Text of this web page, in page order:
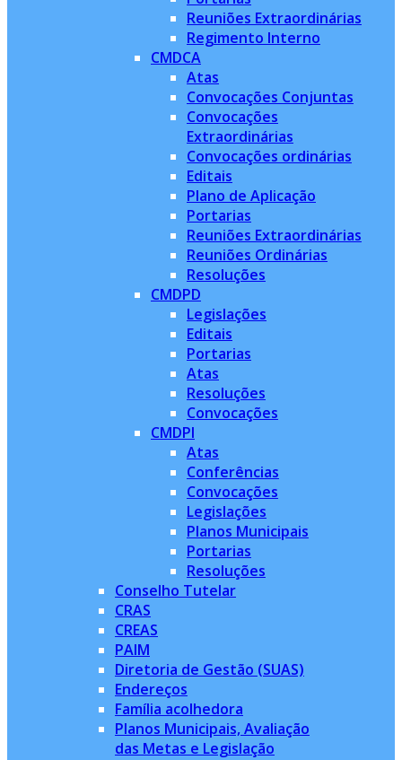
Reuniões Extraordinárias
Regimento Interno
CMDCA
Atas
Convocações Conjuntas
Convocações
Extraordinárias
Convocações ordinárias
Editais
Plano de Aplicação
Portarias
Reuniões Extraordinárias
Reuniões Ordinárias
Resoluções
CMDPD
Legislações
Editais
Portarias
Atas
Resoluções
Convocações
CMDPI
Atas
Conferências
Convocações
Legislações
Planos Municipais
Portarias
Resoluções
Conselho Tutelar
CRAS
CREAS
PAIM
Diretoria de Gestão (SUAS)
Endereços
Família acolhedora
Planos Municipais, Avaliação
das Metas e Legislação